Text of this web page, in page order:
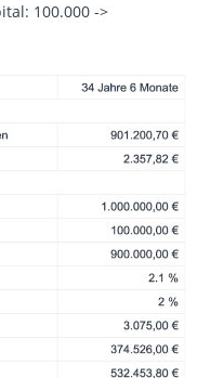
100.000 ->